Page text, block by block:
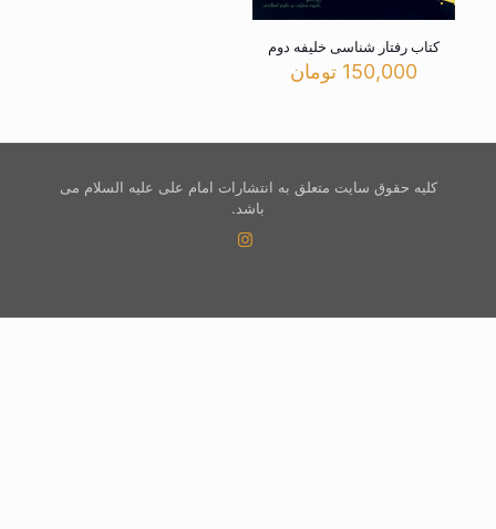
کتاب رفتار شناسی خلیفه دوم
150,000 تومان
کلیه حقوق سایت متعلق به انتشارات امام علی علیه السلام می
باشد.